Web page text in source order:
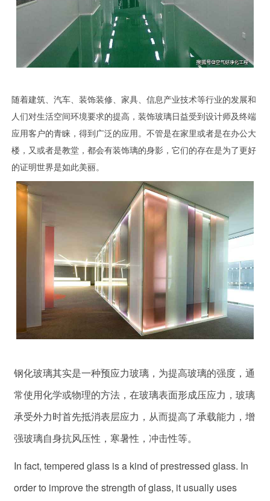
随着建筑、汽车、装饰装修、家具、信息产业技术等行业的发展和
人们对生活空间环境要求的提高，装饰玻璃日益受到设计师及终端
应用客户的青睐，得到广泛的应用。不管是在家里或者是在办公大
楼，又或者是教堂，都会有装饰璃的身影，它们的存在是为了更好
的证明世界是如此美丽。
钢化玻璃其实是一种预应力玻璃，为提高玻璃的强度，通
常使用化学或物理的方法，在玻璃表面形成压应力，玻璃
承受外力时首先抵消表层应力，从而提高了承载能力，增
强玻璃自身抗风压性，寒暑性，冲击性等。
In fact, tempered glass is a kind of prestressed glass. In
order to improve the strength of glass, it usually uses